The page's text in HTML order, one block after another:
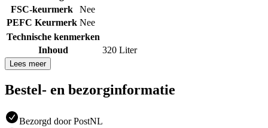
FSC-keurmerk
Nee
PEFC Keurmerk Nee
Technische kenmerken
Inhoud
320 Liter
Lees meer
Bestel- en bezorginformatie
Bezorgd door PostNL